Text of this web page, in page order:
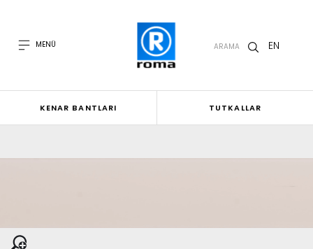
MENÜ ARAMA EN
KENAR BANTLARI TUTKALLAR